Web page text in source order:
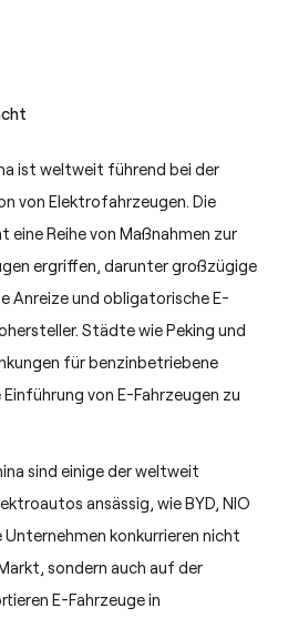
ist weltweit führend bei der
von Elektrofahrzeugen. Die
eine Reihe von Maßnahmen zur
ergriffen, darunter großzügige
Anreize und obligatorische E-
Städte wie Peking und
für benzinbetriebene
von E-Fahrzeugen zu
sind einige der weltweit
ansässig, wie BYD, NIO
Unternehmen konkurrieren nicht
sondern auch auf der
E-Fahrzeuge in